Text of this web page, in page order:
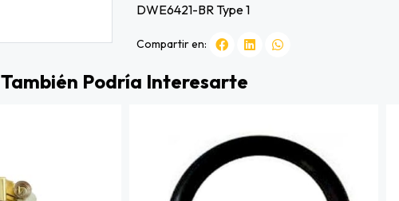
DWE6421-BR Type 1
Compartir en:
También Podría Interesarte